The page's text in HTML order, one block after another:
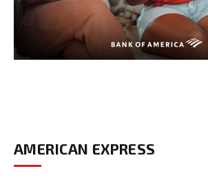
AMERICAN EXPRESS